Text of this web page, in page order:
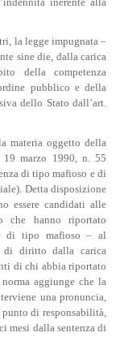
inerente alla
la legge impugnata –
sine die, dalla carica
della competenza
pubblico e della
dello Stato dall’art.
materia oggetto della
19 marzo 1990, n. 55
di tipo mafioso e di
Detta disposizione
essere candidati alle
che hanno riportato
di tipo mafioso – al
di diritto dalla carica
di chi abbia riportato
aggiunge che la
una pronuncia,
di responsabilità,
mesi dalla sentenza di